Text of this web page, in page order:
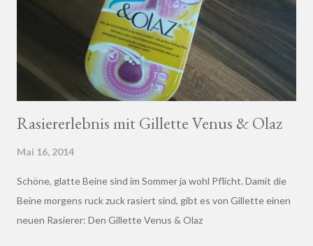
Rasiererlebnis mit Gillette Venus & Olaz
Mai 16, 2014
Schöne, glatte Beine sind im Sommer ja wohl Pflicht. Damit die
Beine morgens ruck zuck rasiert sind, gibt es von Gillette einen
neuen Rasierer: Den Gillette Venus & Olaz